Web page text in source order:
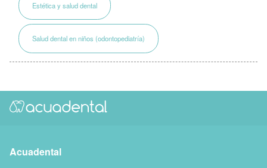
Estética y salud dental
Salud dental en niños (odontopediatría)
Acuadental